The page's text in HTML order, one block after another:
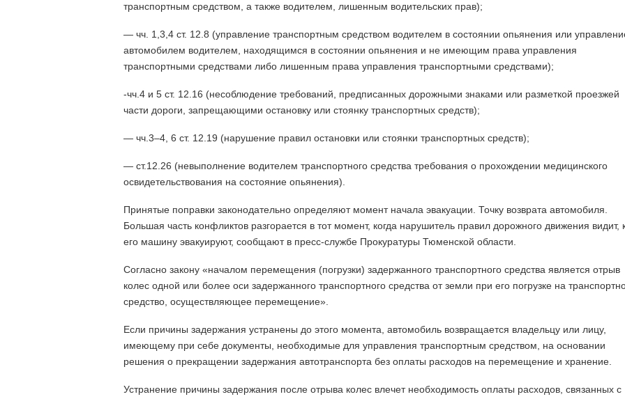
транспортным средством, а также водителем, лишенным водительских прав);
— чч. 1,3,4 ст. 12.8 (управление транспортным средством водителем в состоянии опьянения или
автомобилем водителем, находящимся в состоянии опьянения и не имеющим права управления
транспортными средствами либо лишенным права управления транспортными средствами);
-чч.4 и 5 ст. 12.16 (несоблюдение требований, предписанных дорожными знаками или разметкой проезжей
части дороги, запрещающими остановку или стоянку транспортных средств);
— чч.3–4, 6 ст. 12.19 (нарушение правил остановки или стоянки транспортных средств);
— ст.12.26 (невыполнение водителем транспортного средства требования о прохождении медицинского
освидетельствования на состояние опьянения).
Принятые поправки законодательно определяют момент начала эвакуации. Точку возврата автомобиля.
Большая часть конфликтов разгорается в тот момент, когда нарушитель правил дорожного движения видит,
его машину эвакуируют, сообщают в пресс-службе Прокуратуры Тюменской области.
Согласно закону «началом перемещения (погрузки) задержанного транспортного средства является отрыв
колес одной или более оси задержанного транспортного средства от земли при его погрузке на
средство, осуществляющее перемещение».
Если причины задержания устранены до этого момента, автомобиль возвращается владельцу или лицу,
имеющему при себе документы, необходимые для управления транспортным средством, на основании
решения о прекращении задержания автотранспорта без оплаты расходов на перемещение и хранение.
Устранение причины задержания после отрыва колес влечет необходимость оплаты расходов, связанных с